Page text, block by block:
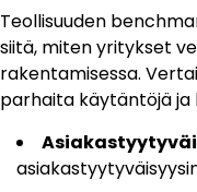
Teollisuuden
siitä, miten yritykset
rakentamisessa.
parhaita käytäntöjä